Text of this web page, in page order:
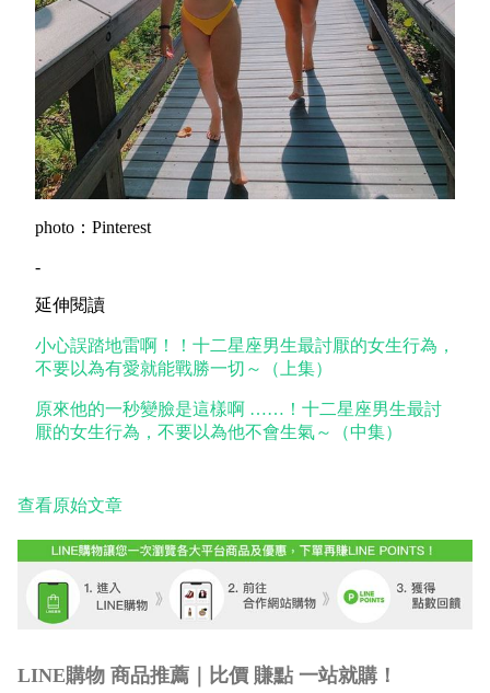
photo：Pinterest
-
延伸閱讀
小心誤踏地雷啊！！十二星座男生最討厭的女生行為，
不要以為有愛就能戰勝一切～（上集）
原來他的一秒變臉是這樣啊 ……！十二星座男生最討
厭的女生行為，不要以為他不會生氣～（中集）
查看原始文章
LINE購物 商品推薦｜比價 賺點 一站就購！